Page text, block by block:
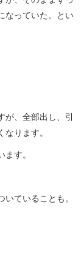
なっていた。とい
が、全部出し、引
ります。
す。
ていることも。